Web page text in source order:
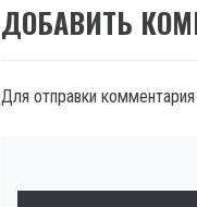
ДОБАВИТЬ
Для отправки